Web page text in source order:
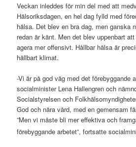
Veckan inleddes för min del med att
Hälsoriksdagen, en hel dag fylld med
hälsa. Det blev en bra dag, men ganska
redan är känt. Men det blev uppenbart
agera mer offensivt. Hållbar hälsa är
hållbart klimat.
-Vi är på god väg med det förebyggande
socialminister Lena Hallengren och
Socialstyrelsen och
God och nära vård, med en gemensam
”Men vi måste bli mer effektiva och
förebyggande arbetet”, fortsatte